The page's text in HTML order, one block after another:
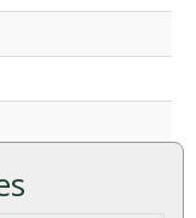
kozijn)